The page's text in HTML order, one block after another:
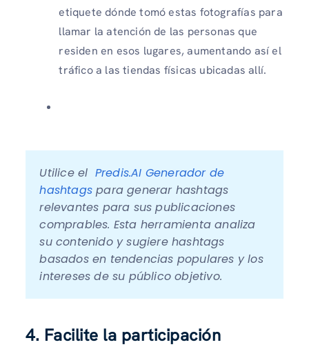
etiquete dónde tomó estas fotografías para
llamar la atención de las personas que
residen en esos lugares, aumentando así el
tráfico a las tiendas físicas ubicadas allí.
Utilice el Predis.AI Generador de
hashtags para generar hashtags
relevantes para sus publicaciones
comprables. Esta herramienta analiza
su contenido y sugiere hashtags
basados ​​en tendencias populares y los
intereses de su público objetivo.
4. Facilite la participación